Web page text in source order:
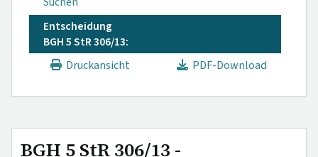
Entscheidung
BGH 5 StR 306/13:
Druckansicht
PDF-Download
BGH 5 StR 306/13 -